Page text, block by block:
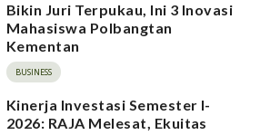
Bikin Juri Terpukau, Ini 3 Inovasi
Mahasiswa Polbangtan
Kementan
BUSINESS
Kinerja Investasi Semester I-
2026: RAJA Melesat, Ekuitas